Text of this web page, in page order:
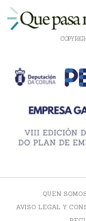
QUEN
AVISO LEGAL Y